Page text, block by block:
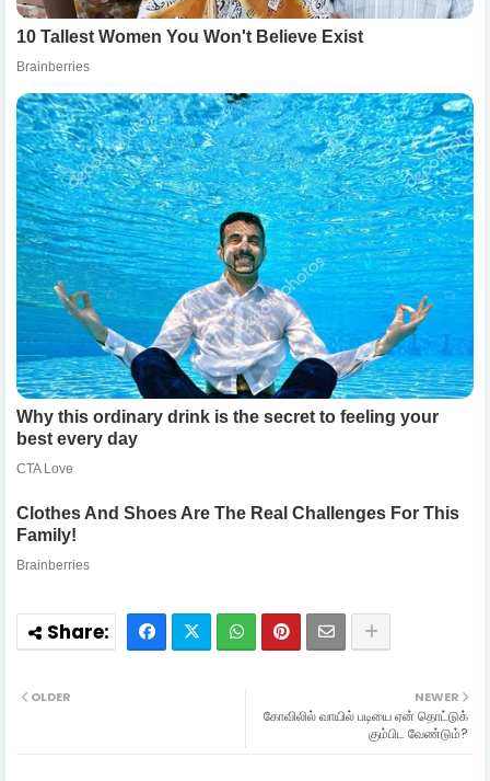
NEWER
கோவிலில் வாயில் படியை ஏன் தொட்டுக்
கும்பிட வேண்டும்?
OLDER